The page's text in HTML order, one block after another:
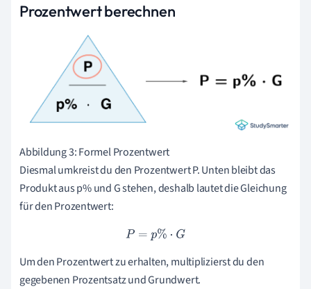
Prozentwert berechnen
Abbildung 3: Formel Prozentwert
Diesmal umkreist du den Prozentwert P. Unten bleibt das
Produkt aus p% und G stehen, deshalb lautet die Gleichung
für den Prozentwert:
P= p%·G
Um den Prozentwert zu erhalten, multiplizierst du den
gegebenen Prozentsatz und Grundwert.